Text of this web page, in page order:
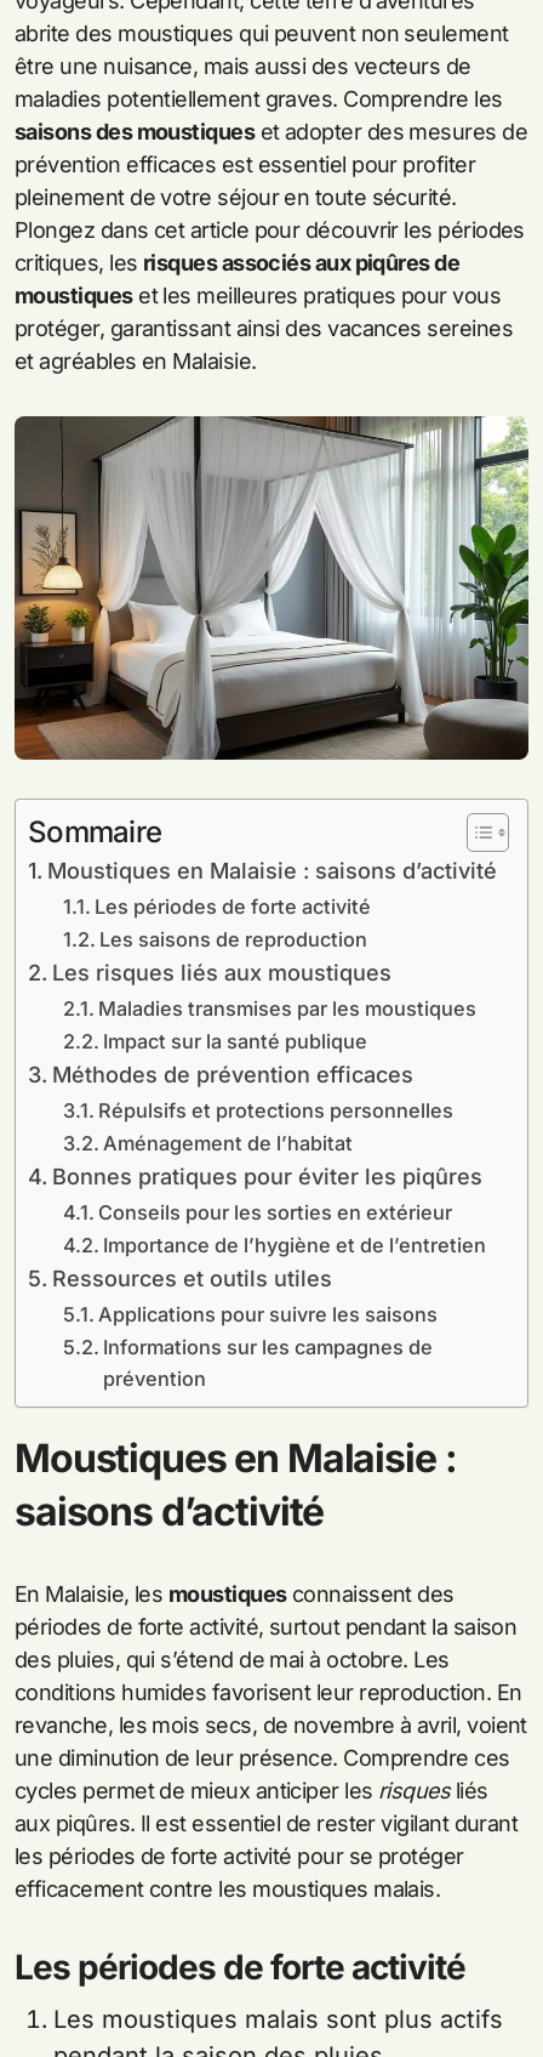
abrite des moustiques qui peuvent non seulement
être une nuisance, mais aussi des vecteurs de
maladies potentiellement graves. Comprendre les
saisons des moustiqueset adopter des mesures de
prévention efficaces est essentiel pour profiter
pleinement de votre séjour en toute sécurité.
Plongez dans cet article pour découvrir les périodes
critiques, les risques associés aux piqûres de
moustiqueset les meilleures pratiques pour vous
protéger, garantissant ainsi des vacances sereines
et agréables en Malaisie.
Sommaire
Moustiques en Malaisie : saisons d’activité
Les périodes de forte activité
Les saisons de reproduction
Les risques liés aux moustiques
Maladies transmises par les moustiques
Impact sur la santé publique
Méthodes de prévention efficaces
Répulsifs et protections personnelles
Aménagement de l’habitat
Bonnes pratiques pour éviter les piqûres
Conseils pour les sorties en extérieur
Importance de l’hygiène et de l’entretien
Ressources et outils utiles
Applications pour suivre les saisons
Informations sur les campagnes de
prévention
Moustiques en Malaisie :
saisons d’activité
En Malaisie, les moustiquesconnaissent des
périodes de forte activité, surtout pendant la saison
des pluies, qui s’étend de mai à octobre. Les
conditions humides favorisent leur reproduction. En
revanche, les mois secs, de novembre à avril, voient
une diminution de leur présence. Comprendre ces
cycles permet de mieux anticiper les risquesliés
aux piqûres. Il est essentiel de rester vigilant durant
les périodes de forte activité pour se protéger
efficacement contre les moustiques malais.
Les périodes de forte activité
Les moustiques malais sont plus actifs